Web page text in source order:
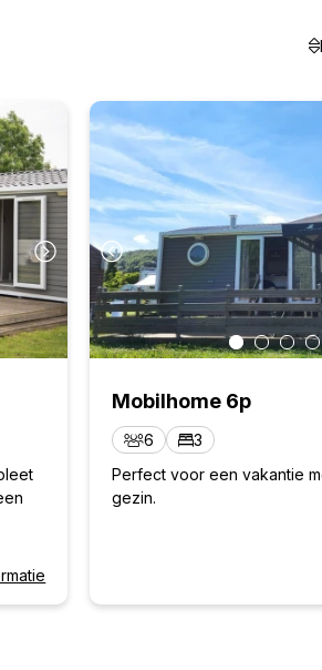
Oké
Oké
Mobilhome 6p
6
3
Perfect voor een vakantie
gezin.